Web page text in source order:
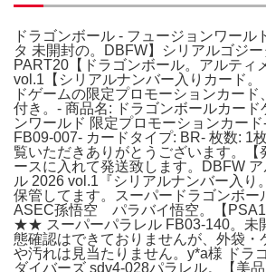
ドラゴンボール - フュージョンワール
タ 未開封の。DBFW】シリアルゴジ
PART20【ドラゴンボール。アルティ
vol.1【シリアルナンバー入りカード
ドゲームの限定プロモーションカー
付き。- 商品名: ドラゴンボールカード
ンワールド 限定プロモーションカー
FB09-007- カードタイプ: BR- 枚数: 1
覧いただきありがとうございます。【
ースに入れて発送致します。DBFW
ル 2026 vol.1『シリアルナンバー入り
保管してます。スーパードラゴンボー
ASEC孫悟空 パラバイ悟空。【
★★ スーパーパラレル FB03-140。未
態確認はできておりませんが、外袋・
や汚れは見当たりません。y*a様 ドラ
ダイバーズ sdv4-028パラレル。【美